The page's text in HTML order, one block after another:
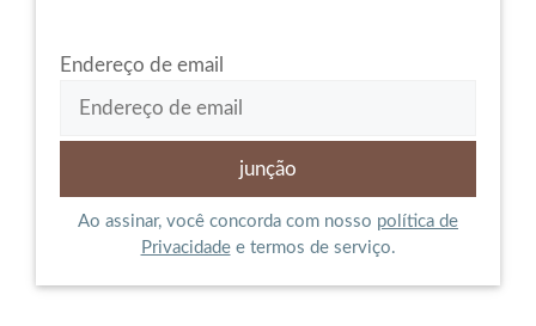
Endereço de email
Ao assinar, você concorda com nosso política de
Privacidadee termos de serviço.